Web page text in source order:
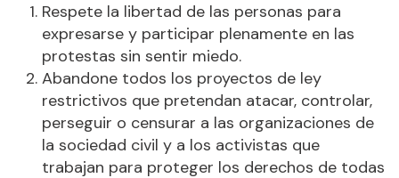
Respete la libertad de las personas para
expresarse y participar plenamente en las
protestas sin sentir miedo.
Abandone todos los proyectos de ley
restrictivos que pretendan atacar, controlar,
perseguir o censurar a las organizaciones de
la sociedad civil y a los activistas que
trabajan para proteger los derechos de todas